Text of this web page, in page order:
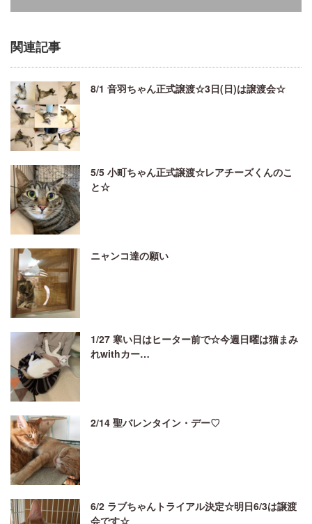
関連記事
8/1 音羽ちゃん正式譲渡☆3日(日)は譲渡会☆
5/5 小町ちゃん正式譲渡☆レアチーズくんのこ
と☆
ニャンコ達の願い
1/27 寒い日はヒーター前で☆今週日曜は猫まみ
れwithカー…
2/14 聖バレンタイン・デー♡
6/2 ラブちゃんトライアル決定☆明日6/3は譲渡
会です☆